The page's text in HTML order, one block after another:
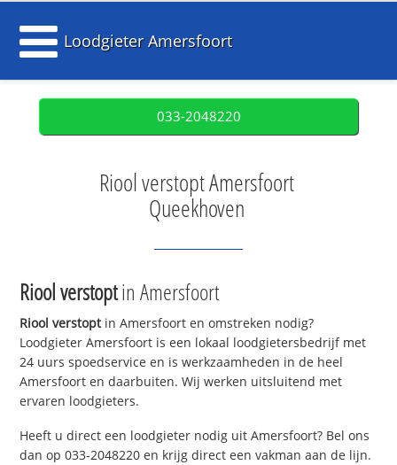
Loodgieter Amersfoort
033-2048220
Riool verstopt Amersfoort
Queekhoven
Riool verstoptin Amersfoort
Riool verstoptin Amersfoort en omstreken nodig?
Loodgieter Amersfoort is een lokaal loodgietersbedrijf met
24 uurs spoedservice en is werkzaamheden in de heel
Amersfoort en daarbuiten. Wij werken uitsluitend met
ervaren loodgieters.
Heeft u direct een loodgieter nodig uit Amersfoort? Bel ons
dan op 033-2048220 en krijg direct een vakman aan de lijn.